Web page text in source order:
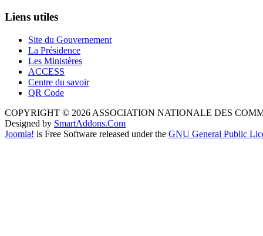
Liens utiles
Site du Gouvernement
La Présidence
Les Ministères
ACCESS
Centre du savoir
QR Code
COPYRIGHT © 2026 ASSOCIATION NATIONALE DES
Designed by SmartAddons.Com
Joomla! is Free Software released under the GNU General Public